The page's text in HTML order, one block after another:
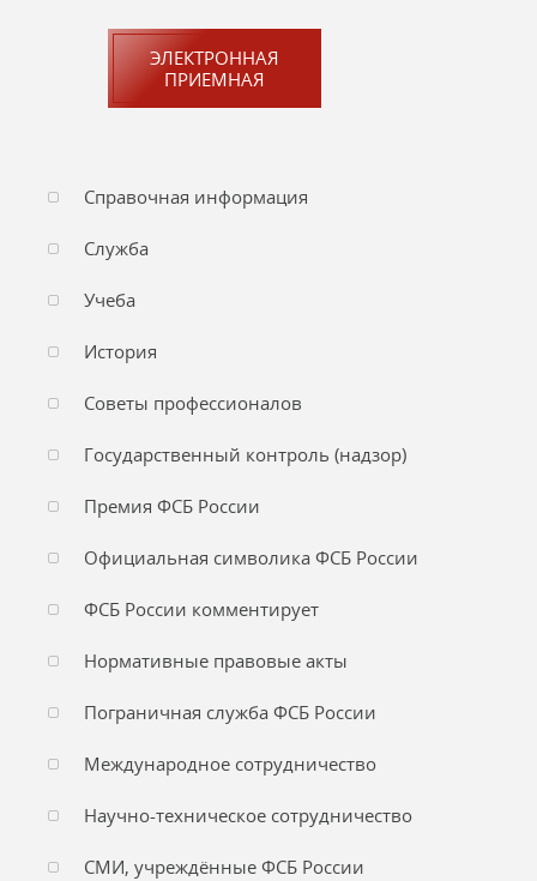
ЭЛЕКТРОННАЯ
ПРИЕМНАЯ
Справочная информация
Служба
Учеба
История
Советы профессионалов
Государственный контроль (надзор)
Премия ФСБ России
Официальная символика ФСБ России
ФСБ России комментирует
Нормативные правовые акты
Пограничная служба ФСБ России
Международное сотрудничество
Научно-техническое сотрудничество
СМИ, учреждённые ФСБ России